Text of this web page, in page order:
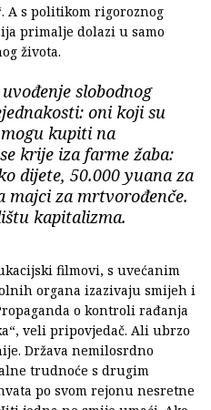
A s politikom rigoroznog
primalje dolazi u samo
života.
slobodnog
oni koji su
kupiti na
krije iza farme žaba:
dijete, 50.000 yuana za
majci za mrtvorođenče.
kapitalizma.
filmovi, s uvećanim
organa izazivaju smijeh i
o kontroli rađanja
veli pripovjedač. Ali ubrzo
Država nemilosrdno
trudnoće s drugim
po svom rejonu nesretne